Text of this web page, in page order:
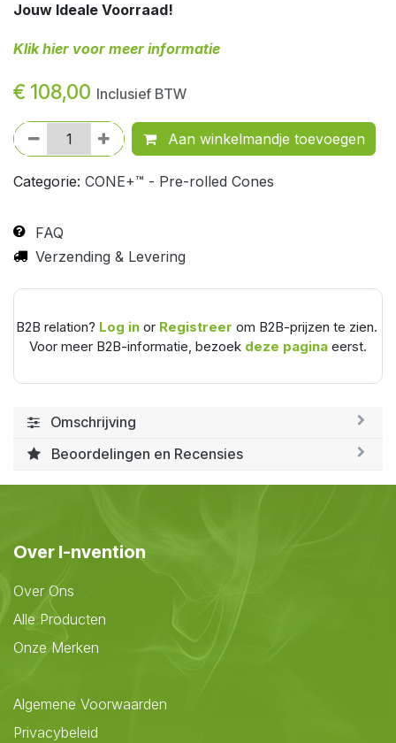
Jouw Ideale Voorraad!
Klik hier voor meer informatie
€ 108,00 Inclusief BTW
Aan winkelmandje toevoegen
Categorie: CONE+™ - Pre-rolled Cones
FAQ
Verzending & Levering
B2B relation? Log inor Registreer om B2B-prijzen te zien.
Voor meer B2B-informatie, bezoek deze pagina eerst.
Omschrijving
Beoordelingen en Recensies
Over I-nvention
Over Ons
Alle Producten
Onze Merken
Algemene Voorwaarden
Privacybeleid